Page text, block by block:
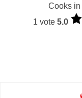
Cooks in
1 vote 5.0